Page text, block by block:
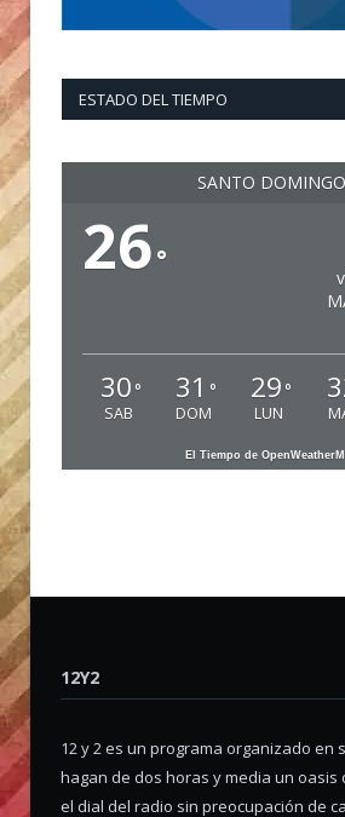
ESTADO DEL TIEMPO
SANTO DOMINGO
26°
30 °
SAB
31 °
DOM
29 °
LUN
El Tiempo de
12Y2
12 y 2 es un programa organizado en
hagan de dos horas y media un
el dial del radio sin preocupación de